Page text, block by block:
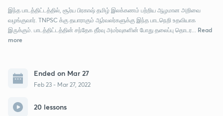
இந்த பாடத்திட்டத்தில், சூர்ய பிரகாஷ் தமிழ் இலக்கணம் பற்றிய ஆழமான அறிவை
வழங்குவார். TNPSC க்கு தயாராகும் ஆர்வலர்களுக்கு இந்த பாடநெறி உதவியாக
இருக்கும். பாடத்திட்டத்தின் சந்தேக தீர்வு அமர்வுகளின் போது தலைப்பு தொடர...
Read
more
Ended on Mar 27
Feb 23 - Mar 27, 2022
20 lessons